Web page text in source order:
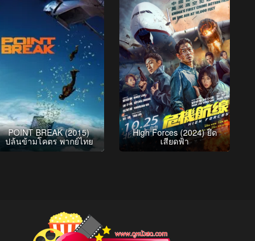
POINT BREAK (2015)
ปล้นข้ามโคตร พากย์ไทย
High Forces (2024) ยึด
เสียดฟ้า